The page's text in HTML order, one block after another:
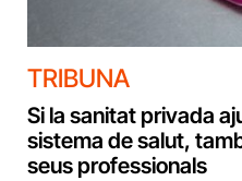
TRIBUNA
Si la sanitat privada
sistema de salut,
seus professionals